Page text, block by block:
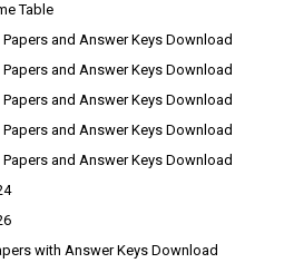
Table
and Answer Keys Download
and Answer Keys Download
and Answer Keys Download
and Answer Keys Download
and Answer Keys Download
with Answer Keys Download